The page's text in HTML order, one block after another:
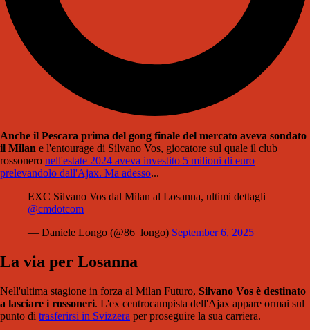
Anche il Pescara prima del gong finale del mercato aveva sondato
il Milan e l'entourage di Silvano Vos, giocatore sul quale il club
rossonero nell'estate 2024 aveva investito 5 milioni di euro
prelevandolo dall'Ajax. Ma adesso...
EXC Silvano Vos dal Milan al Losanna, ultimi dettagli
@cmdotcom
— Daniele Longo (@86_longo) September 6, 2025
La via per Losanna
Nell'ultima stagione in forza al Milan Futuro, Silvano Vos è destinato
a lasciare i rossoneri. L'ex centrocampista dell'Ajax appare ormai sul
punto di trasferirsi in Svizzera per proseguire la sua carriera.